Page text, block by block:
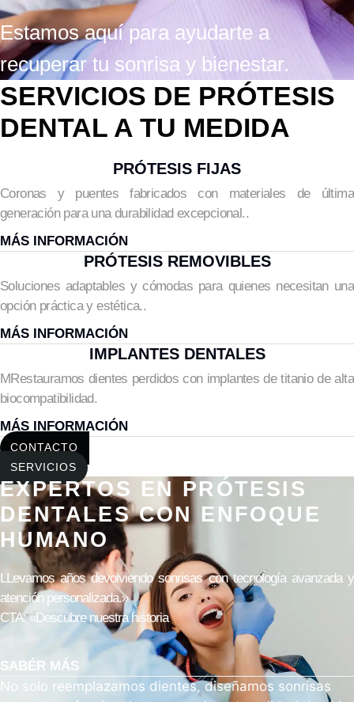
Estamos aquí para ayudarte a
recuperar tu sonrisa y bienestar.
SERVICIOS DE PRÓTESIS
DENTAL A TU MEDIDA
PRÓTESIS FIJAS
Coronas y puentes fabricados con materiales de última
generación para una durabilidad excepcional..
MÁS INFORMACIÓN
PRÓTESIS REMOVIBLES
Soluciones adaptables y cómodas para quienes necesitan una
opción práctica y estética..
MÁS INFORMACIÓN
IMPLANTES DENTALES
MRestauramos dientes perdidos con implantes de titanio de alta
biocompatibilidad.
MÁS INFORMACIÓN
CONTACTO
SERVICIOS
EXPERTOS EN PRÓTESIS
DENTALES CON ENFOQUE
HUMANO
LLevamos años devolviendo sonrisas con tecnología avanzada y
atención personalizada.»
CTA: «Descubre nuestra historia
SABÉR MÁS
No solo reemplazamos dientes, diseñamos sonrisas